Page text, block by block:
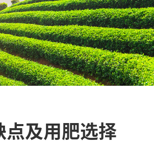
及用肥选择